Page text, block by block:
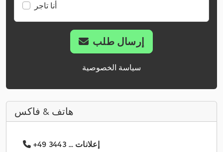
أنا تاجر
إرسال طلب
سياسة الخصوصية
هاتف & فاكس
+49 3443 ... إعلانات